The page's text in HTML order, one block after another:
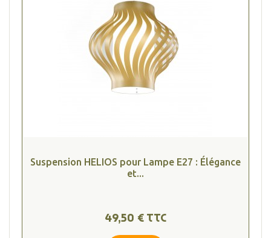
Suspension HELIOS pour Lampe E27 : Élégance
et...
49,50 € TTC